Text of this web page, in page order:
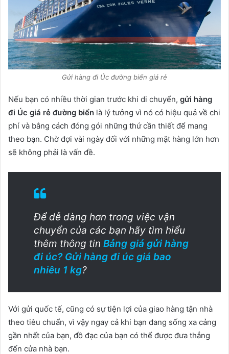
Gửi hàng đi Úc đường biển giá rẻ
Nếu bạn có nhiều thời gian trước khi di chuyển, gửi hàng
đi Úc giá rẻ đường biển là lý tưởng vì nó có hiệu quả về chi
phí và bằng cách đóng gói những thứ cần thiết để mang
theo bạn. Chờ đợi vài ngày đối với những mặt hàng lớn hơn
sẽ không phải là vấn đề.
Để dễ dàng hơn trong việc vận
chuyển của các bạn hãy tìm hiểu
thêm thông tin Bảng giá gửi hàng
đi úc? Gửi hàng đi úc giá bao
nhiêu 1 kg?
Với gửi quốc tế, cũng có sự tiện lợi của giao hàng tận nhà
theo tiêu chuẩn, vì vậy ngay cả khi bạn đang sống xa cảng
gần nhất của bạn, đồ đạc của bạn có thể được đưa thẳng
đến cửa nhà bạn.